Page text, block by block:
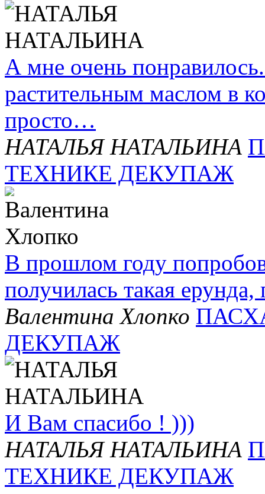
А мне очень
растительным маслом в
просто…
НАТАЛЬЯ НАТАЛЬИНА
ТЕХНИКЕ ДЕКУПАЖ
В прошлом году
получилась такая
Валентина Хлопко
ДЕКУПАЖ
И Вам спасибо ! )))
НАТАЛЬЯ НАТАЛЬИНА
ТЕХНИКЕ ДЕКУПАЖ